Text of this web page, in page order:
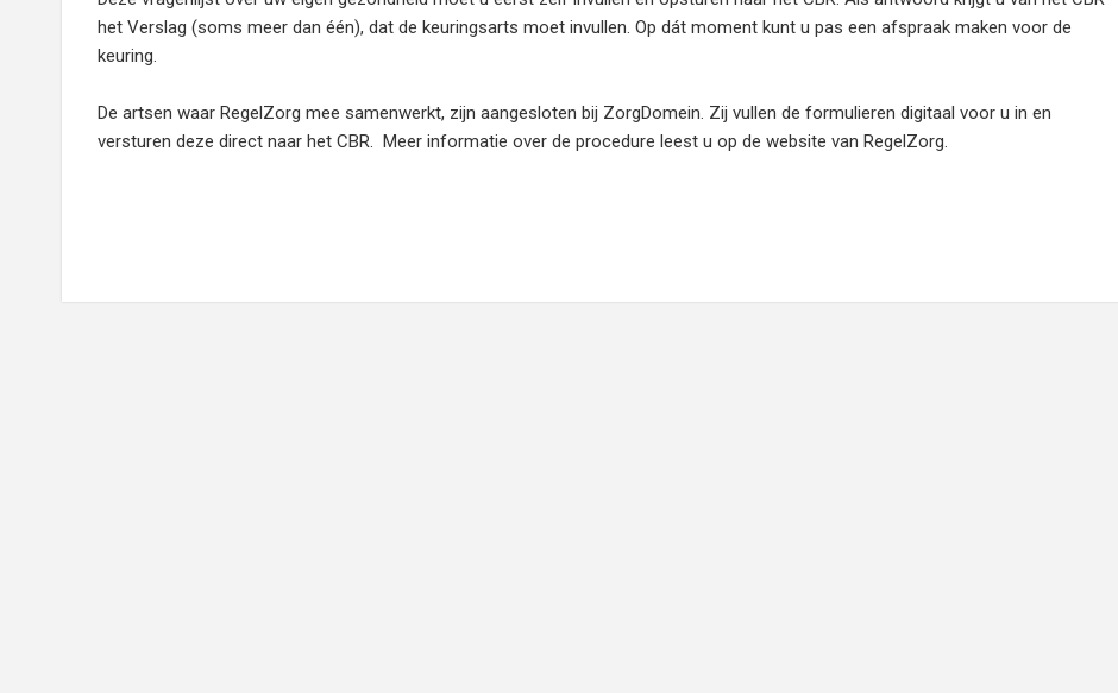
het Verslag (soms meer dan één), dat de keuringsarts moet invullen. Op dát moment kunt u pas een afspraak maken voor de
keuring.
De artsen waar RegelZorg mee samenwerkt, zijn aangesloten bij ZorgDomein. Zij vullen de formulieren digitaal voor u in en
versturen deze direct naar het CBR. Meer informatie over de procedure leest u op de website van RegelZorg.